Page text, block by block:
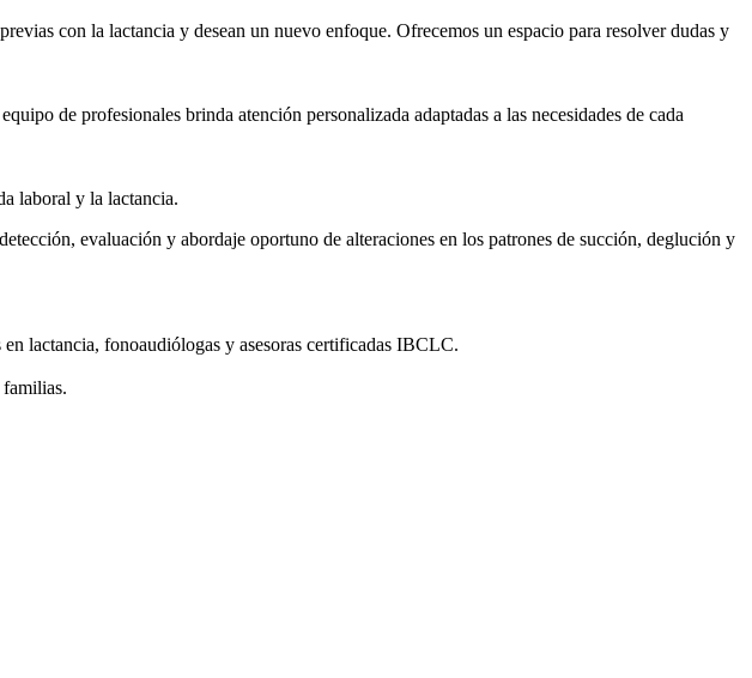
con la lactancia y desean un nuevo enfoque. Ofrecemos un espacio para resolver dudas y
de profesionales brinda atención personalizada adaptadas a las necesidades de cada
laboral y la lactancia.
evaluación y abordaje oportuno de alteraciones en los patrones de succión, deglución y
lactancia, fonoaudiólogas y asesoras certificadas IBCLC.
familias.